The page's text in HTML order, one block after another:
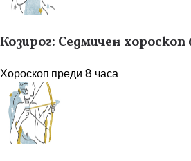
Козирог: Седмичен хороскоп
Хороскоп преди 8 часа